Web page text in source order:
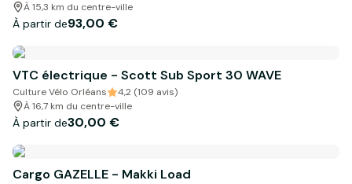
À 15,3 km du centre-ville
À partir de93,00 €
VTC électrique - Scott Sub Sport 30 WAVE
Culture Vélo Orléans
4,2 (109 avis)
À 16,7 km du centre-ville
À partir de30,00 €
Cargo GAZELLE - Makki Load